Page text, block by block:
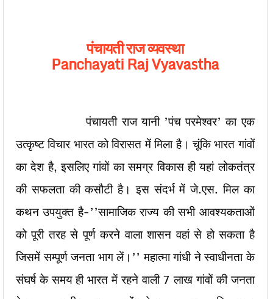
पंचायती राज व्यवस्था
Panchayati Raj Vyavastha
पंचायती राज यानी ’पंच परमेश्वर’ का एक
उत्कृष्ट विचार भारत को विरासत में मिला है। चूंकि भारत गांवों
का देश है, इसलिए गांवों का समग्र विकास ही यहां लोकतंत्र
की सफलता की कसौटी है। इस संदर्भ में जे.एस. मिल का
कथन उपयुक्त है-’’सामाजिक राज्य की सभी आवश्यकताओं
को पूरी तरह से पूर्ण करने वाला शासन वहां से हो सकता है
जिसमें सम्पूर्ण जनता भाग लें।’’ महात्मा गांधी ने स्वाधीनता के
संघर्ष के समय ही भारत में रहने वाली 7 लाख गांवों की जनता